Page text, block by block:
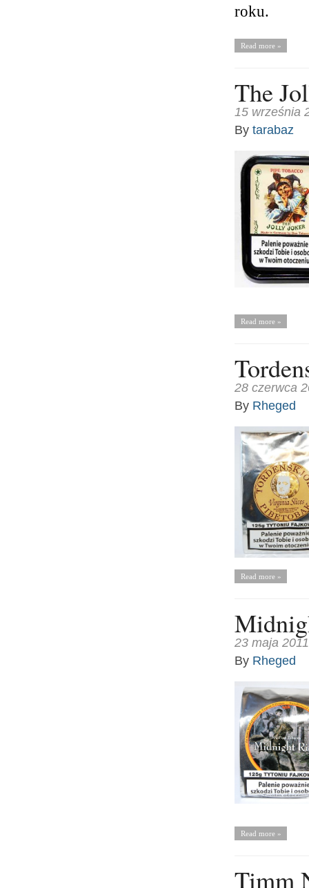
roku.
Read more »
The
15 września
By tarabaz
Read more »
28 czerwca
By Rheged
Read more »
23 maja 2011
By Rheged
Read more »
Timm